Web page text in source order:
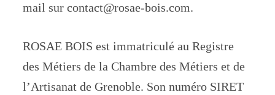
mail sur contact@rosae-bois.com.
ROSAE BOIS est immatriculé au Registre
des Métiers de la Chambre des Métiers et de
l’Artisanat de Grenoble. Son numéro SIRET